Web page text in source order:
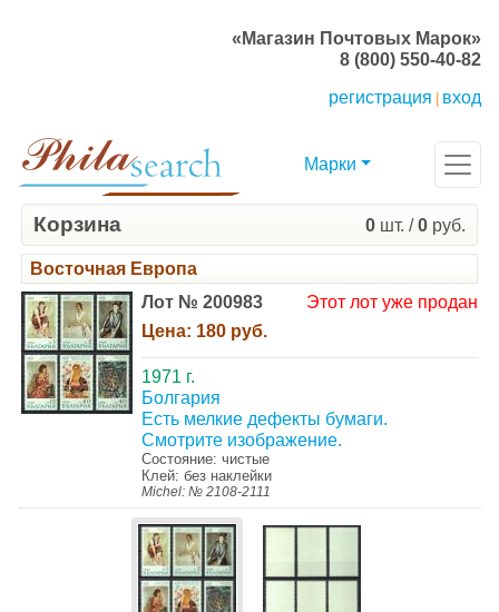
«Магазин Почтовых Марок»
8 (800) 550-40-82
регистрация
вход
Марки
Корзина 0 шт. /0 руб.
Восточная Европа
Лот № 200983
Цена: 180 руб.
Этот лот уже продан
1971 г.
Болгария
Есть мелкие дефекты бумаги.
Смотрите изображение.
Состояние: чистые
Клей: без наклейки
Michel: № 2108-2111